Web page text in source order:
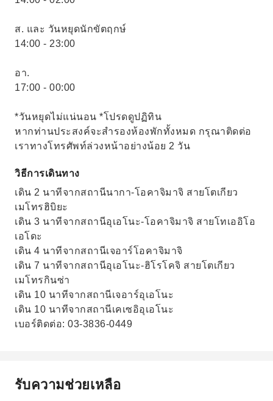
ส. และ วันหยุดนักขัตฤกษ์
14:00 - 23:00
อา.
17:00 - 00:00
*วันหยุดไม่แน่นอน *โปรดดูปฏิทิน
หากท่านประสงค์จะสำรองห้องพักทั้งหมด กรุณาติดต่อ
เราทางโทรศัพท์ล่วงหน้าอย่างน้อย 2 วัน
วิธีการเดินทาง
เดิน 2 นาทีจากสถานีนากา-โอคาจิมาจิ สายโตเกียว
เมโทรฮิบิยะ
เดิน 3 นาทีจากสถานีอุเอโนะ-โอคาจิมาจิ สายโทเออิโอ
เอโดะ
เดิน 4 นาทีจากสถานีเจอาร์โอคาจิมาจิ
เดิน 7 นาทีจากสถานีอุเอโนะ-ฮิโรโคจิ สายโตเกียว
เมโทรกินซ่า
เดิน 10 นาทีจากสถานีเจอาร์อุเอโนะ
เดิน 10 นาทีจากสถานีเคเซอิอุเอโนะ
เบอร์ติดต่อ: 03-3836-0449
รับความช่วยเหลือ